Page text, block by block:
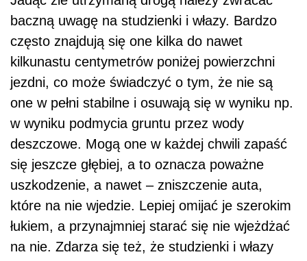
baczną uwagę na studzienki i włazy. Bardzo
często znajdują się one kilka do nawet
kilkunastu centymetrów poniżej powierzchni
jezdni, co może świadczyć o tym, że nie są
one w pełni stabilne i osuwają się w wyniku np.
w wyniku podmycia gruntu przez wody
deszczowe. Mogą one w każdej chwili zapaść
się jeszcze głębiej, a to oznacza poważne
uszkodzenie, a nawet – zniszczenie auta,
które na nie wjedzie. Lepiej omijać je szerokim
łukiem, a przynajmniej starać się nie wjeżdżać
na nie. Zdarza się też, że studzienki i włazy